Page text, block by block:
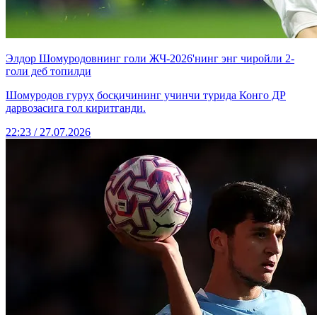
Элдор Шомуродовнинг голи ЖЧ-2026'нинг энг чиройли 2-
голи деб топилди
Шомуродов гуруҳ босқичининг учинчи турида Конго ДР
дарвозасига гол киритганди.
22:23 / 27.07.2026